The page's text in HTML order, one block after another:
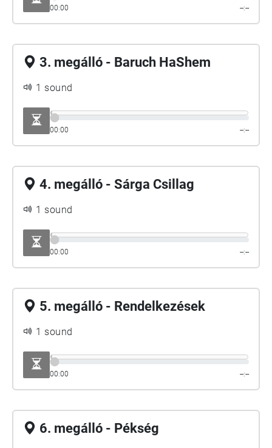
00:00 --:--
3. megálló - Baruch HaShem
1 sound
00:00 --:--
4. megálló - Sárga Csillag
1 sound
00:00 --:--
5. megálló - Rendelkezések
1 sound
00:00 --:--
6. megálló - Pékség